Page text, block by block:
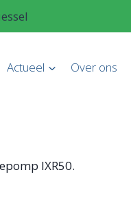
Actueel Over ons
IXR50.